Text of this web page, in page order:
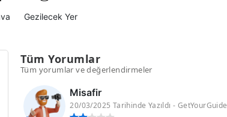
Gezilecek Yer
Tüm Yorumlar
Tüm yorumlar ve değerlendirmeler
Misafir
20/03/2025 Tarihinde Yazıldı - GetYourGuide